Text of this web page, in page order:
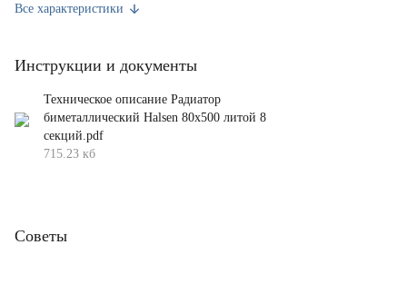
Рабочее давление (Бар)
Объем теплоносителя в одной секции (л) 0.18
Межосевое расстояние (мм)
Комплект поставки
Все характеристики
Инструкции и документы
Техническое описание Радиатор
биметаллический Halsen 80х500 литой 8
секций.pdf
715.23 кб
Советы